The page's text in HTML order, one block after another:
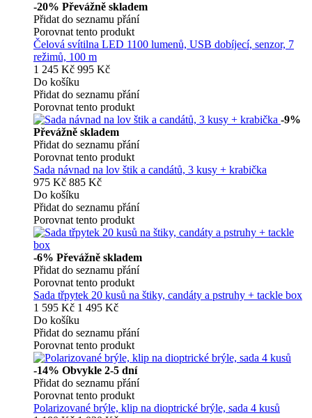
-20% Převážně skladem
Přidat do seznamu přání
Porovnat tento produkt
Čelová svítilna LED 1100 lumenů, USB dobíjecí, senzor, 7
režimů, 100 m
1 245 Kč 995 Kč
Do košíku
Přidat do seznamu přání
Porovnat tento produkt
-9%
Převážně skladem
Přidat do seznamu přání
Porovnat tento produkt
Sada návnad na lov štik a candátů, 3 kusy + krabička
975 Kč 885 Kč
Do košíku
Přidat do seznamu přání
Porovnat tento produkt
-6% Převážně skladem
Přidat do seznamu přání
Porovnat tento produkt
Sada třpytek 20 kusů na štiky, candáty a pstruhy + tackle box
1 595 Kč 1 495 Kč
Do košíku
Přidat do seznamu přání
Porovnat tento produkt
-14% Obvykle 2-5 dní
Přidat do seznamu přání
Porovnat tento produkt
Polarizované brýle, klip na dioptrické brýle, sada 4 kusů